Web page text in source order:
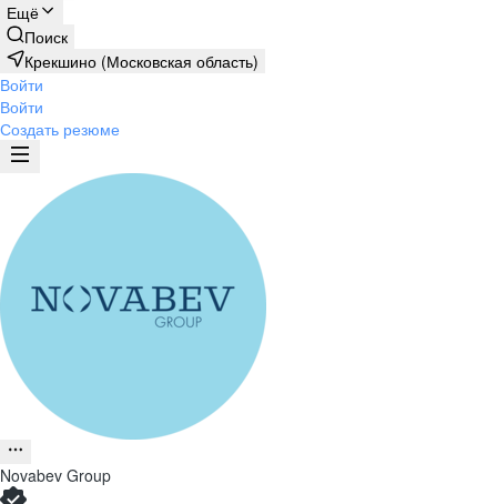
Ещё
Поиск
Крекшино (Московская область)
Войти
Войти
Создать резюме
Novabev Group